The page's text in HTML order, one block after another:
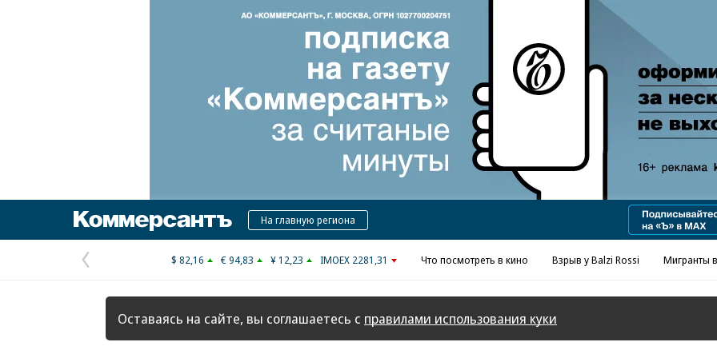
Реклама в «Ъ» www.kommersant.ru/ad
КоммерсантъНа главную региона
Предыдущая
страница
$ 82,16 € 94,83 ¥ 12,23 IMOEX 2281,31 Что посмотреть в кино Взрыв у Balzi Rossi Мигранты
Оставаясь на сайте, вы соглашаетесь с правилами использования куки